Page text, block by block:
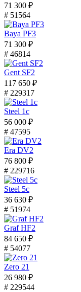
71 300 ₽
# 51564
Baya PF3
71 300 ₽
# 46814
Gent SF2
117 650 ₽
# 229317
Steel 1с
56 000 ₽
# 47595
Era DV2
76 800 ₽
# 229716
Steel 5с
36 630 ₽
# 51974
Graf HF2
84 650 ₽
# 54077
Zero 21
26 980 ₽
# 229544